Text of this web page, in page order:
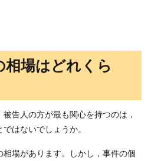
場はどれくら
告人の方が最も関心を持つのは，
はないでしょうか。
場があります。しかし，事件の個